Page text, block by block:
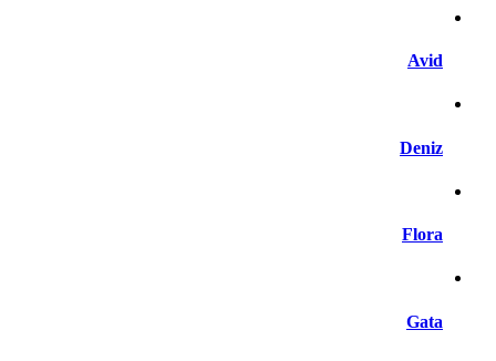
Avid
Deniz
Flora
Gata